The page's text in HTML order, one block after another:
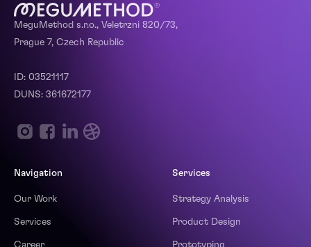
MeguMethod s.r.o., Veletrzni 820/73,
Prague 7, Czech Republic
ID: 03521117
DUNS: 361672177
Navigation
Our Work
Services
Services
Strategy Analysis
Product Design